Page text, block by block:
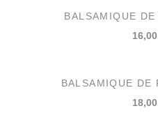
BALSAMIQUE
BALSAMIQUE DE